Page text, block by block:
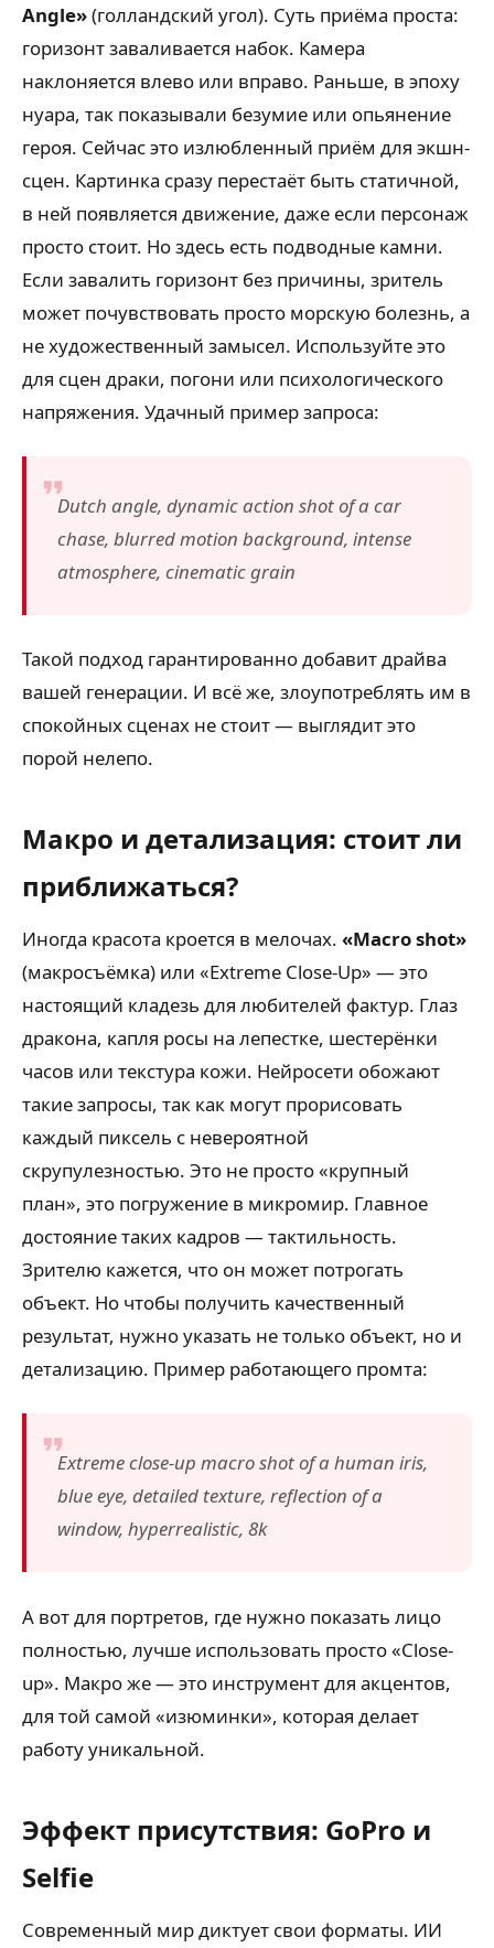
Angle»(голландский угол). Суть приёма проста:
горизонт заваливается набок. Камера
наклоняется влево или вправо. Раньше, в эпоху
нуара, так показывали безумие или опьянение
героя. Сейчас это излюбленный приём для экшн-
сцен. Картинка сразу перестаёт быть статичной,
в ней появляется движение, даже если персонаж
просто стоит. Но здесь есть подводные камни.
Если завалить горизонт без причины, зритель
может почувствовать просто морскую болезнь, а
не художественный замысел. Используйте это
для сцен драки, погони или психологического
напряжения. Удачный пример запроса:
Dutch angle, dynamic action shot of a car
chase, blurred motion background, intense
atmosphere, cinematic grain
Такой подход гарантированно добавит драйва
вашей генерации. И всё же, злоупотреблять им в
спокойных сценах не стоит — выглядит это
порой нелепо.
Макро и детализация: стоит ли
приближаться?
Иногда красота кроется в мелочах. «Macro shot»
(макросъёмка) или «Extreme Close-Up» — это
настоящий кладезь для любителей фактур. Глаз
дракона, капля росы на лепестке, шестерёнки
часов или текстура кожи. Нейросети обожают
такие запросы, так как могут прорисовать
каждый пиксель с невероятной
скрупулезностью. Это не просто «крупный
план», это погружение в микромир. Главное
достояние таких кадров — тактильность.
Зрителю кажется, что он может потрогать
объект. Но чтобы получить качественный
результат, нужно указать не только объект, но и
детализацию. Пример работающего промта:
Extreme close-up macro shot of a human iris,
blue eye, detailed texture, reflection of a
window, hyperrealistic, 8k
А вот для портретов, где нужно показать лицо
полностью, лучше использовать просто «Close-
up». Макро же — это инструмент для акцентов,
для той самой «изюминки», которая делает
работу уникальной.
Эффект присутствия: GoPro и
Selfie
Современный мир диктует свои форматы. ИИ